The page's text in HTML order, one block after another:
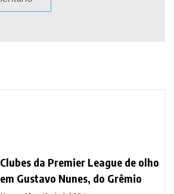
Clubes da Premier League de olho
em Gustavo Nunes, do Grêmio